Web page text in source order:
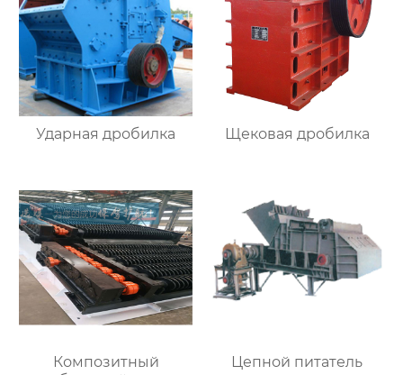
Ударная дробилка Щековая дробилка
Композитный
Цепной питатель